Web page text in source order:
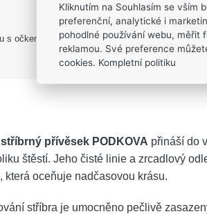
9
s očkem
17
stříbrný přívěsek PODKOVA přináší do
štěstí. Jeho čisté linie a zrcadlový
která oceňuje nadčasovou krásu.
stříbra je umocněno pečlivě
Kliknutím na Souhlasím se vším
preferenční, analytické i
pohodlné používání webu, měřit
reklamou. Své preference
cookies. Kompletní politiku